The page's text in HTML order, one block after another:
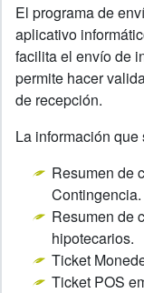
El programa de
aplicativo
facilita el envío de
permite hacer
de recepción.
La información que
Resumen de
Contingencia.
Resumen de
hipotecarios.
Ticket
Ticket POS